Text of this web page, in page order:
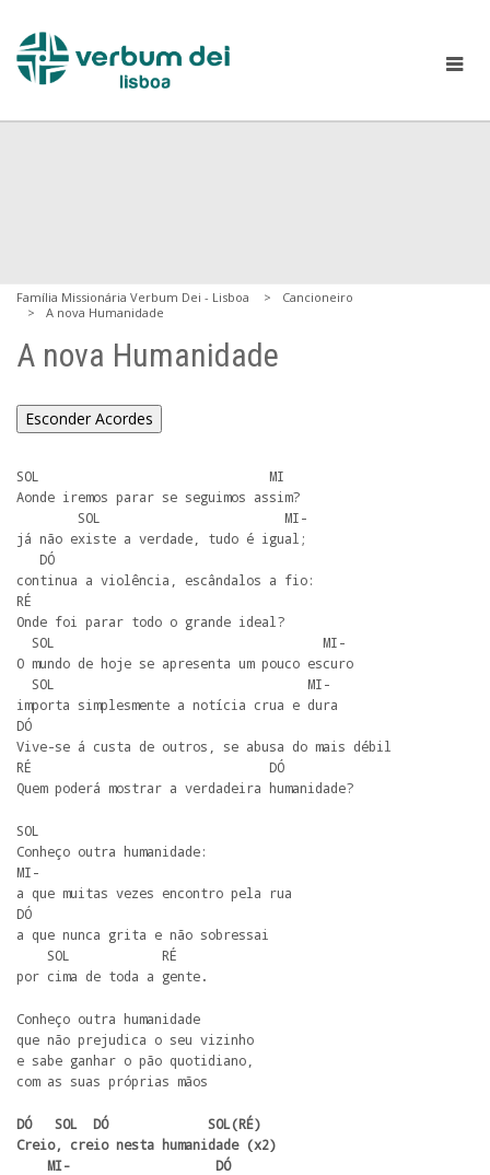
Família Missionária Verbum Dei - Lisboa
Cancioneiro
A nova Humanidade
A nova Humanidade
Esconder Acordes
SOL                              MI
Aonde iremos parar se seguimos assim?
já não existe a verdade, tudo é igual;
continua a violência, escândalos a fio:
RÉ
Onde foi parar todo o grande ideal?
O mundo de hoje se apresenta um pouco escuro
importa simplesmente a notícia crua e dura
DÓ
Vive-se á custa de outros, se abusa do mais débil
RÉ                               DÓ
Quem poderá mostrar a verdadeira humanidade?
SOL
Conheço outra humanidade:
MI-
a que muitas vezes encontro pela rua
DÓ
a que nunca grita e não sobressai
por cima de toda a gente.
Conheço outra humanidade
que não prejudica o seu vizinho
e sabe ganhar o pão quotidiano,
com as suas próprias mãos
DÓ   SOL  DÓ             SOL(RÉ)
Creio, creio nesta humanidade (x2)